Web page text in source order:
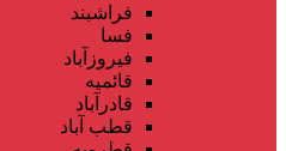
فراشبند
فسا
فیروزآباد
قائمیه
قادرآباد
قطب آباد